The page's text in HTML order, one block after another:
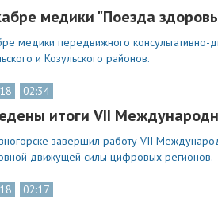
медики "Поезда
медики передвижного консультативно-
и Козульского районов.
02:34
итоги VII
завершил работу VII
движущей силы цифровых регионов.
02:17